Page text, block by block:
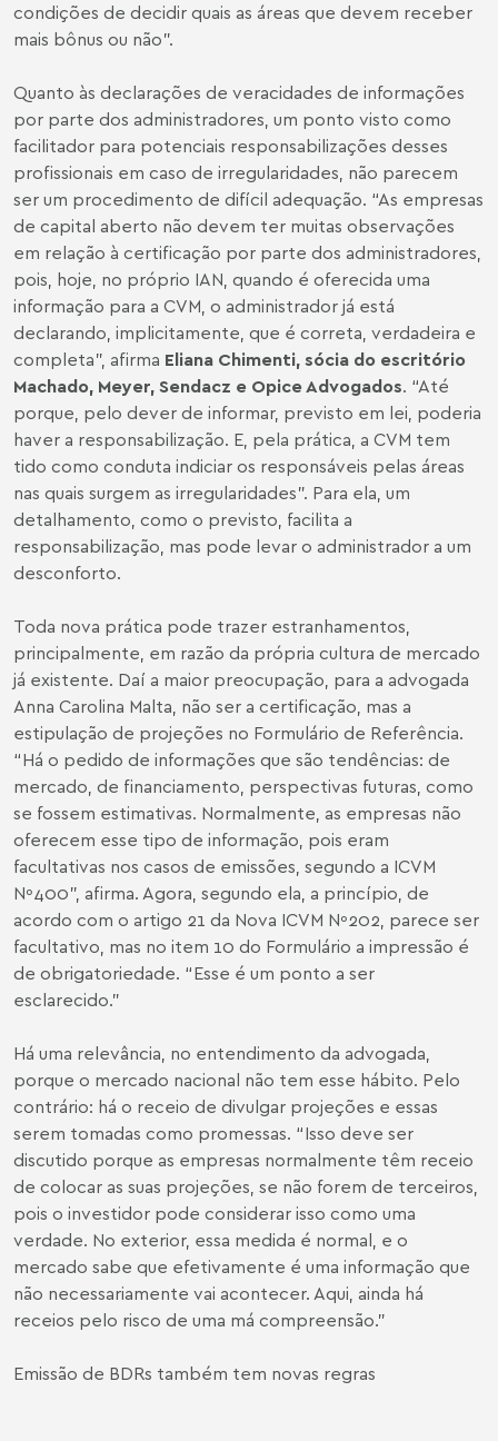
condições de decidir quais as áreas que devem receber
mais bônus ou não”.
Quanto às declarações de veracidades de informações
por parte dos administradores, um ponto visto como
facilitador para potenciais responsabilizações desses
profissionais em caso de irregularidades, não parecem
ser um procedimento de difícil adequação. “As empresas
de capital aberto não devem ter muitas observações
em relação à certificação por parte dos administradores,
pois, hoje, no próprio IAN, quando é oferecida uma
informação para a CVM, o administrador já está
declarando, implicitamente, que é correta, verdadeira e
completa”, afirma Eliana Chimenti, sócia do escritório
Machado, Meyer, Sendacz e Opice Advogados. “Até
porque, pelo dever de informar, previsto em lei, poderia
haver a responsabilização. E, pela prática, a CVM tem
tido como conduta indiciar os responsáveis pelas áreas
nas quais surgem as irregularidades”. Para ela, um
detalhamento, como o previsto, facilita a
responsabilização, mas pode levar o administrador a um
desconforto.
Toda nova prática pode trazer estranhamentos,
principalmente, em razão da própria cultura de mercado
já existente. Daí a maior preocupação, para a advogada
Anna Carolina Malta, não ser a certificação, mas a
estipulação de projeções no Formulário de Referência.
“Há o pedido de informações que são tendências: de
mercado, de financiamento, perspectivas futuras, como
se fossem estimativas. Normalmente, as empresas não
oferecem esse tipo de informação, pois eram
facultativas nos casos de emissões, segundo a ICVM
Nº400”, afirma. Agora, segundo ela, a princípio, de
acordo com o artigo 21 da Nova ICVM Nº202, parece ser
facultativo, mas no item 10 do Formulário a impressão é
de obrigatoriedade. “Esse é um ponto a ser
esclarecido.”
Há uma relevância, no entendimento da advogada,
porque o mercado nacional não tem esse hábito. Pelo
contrário: há o receio de divulgar projeções e essas
serem tomadas como promessas. “Isso deve ser
discutido porque as empresas normalmente têm receio
de colocar as suas projeções, se não forem de terceiros,
pois o investidor pode considerar isso como uma
verdade. No exterior, essa medida é normal, e o
mercado sabe que efetivamente é uma informação que
não necessariamente vai acontecer. Aqui, ainda há
receios pelo risco de uma má compreensão.”
Emissão de BDRs também tem novas regras